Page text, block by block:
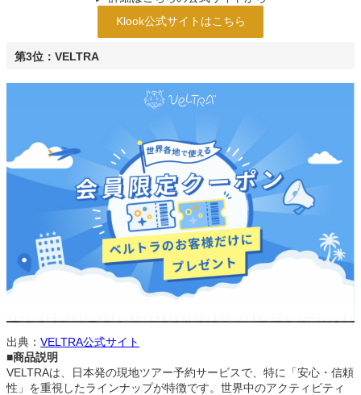
Klook公式サイトはこちら
第3位：VELTRA
出典： VELTRA公式サイト
■商品説明
VELTRAは、日本発の現地ツアー予約サービスで、特に「安心・信頼
性」を重視したラインナップが特徴です。世界中のアクティビティ